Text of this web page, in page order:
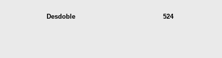
Desdoble 524